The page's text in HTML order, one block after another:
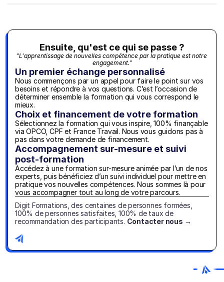
Ensuite, qu'est ce qui se passe ?
"L'apprentissage de nouvelles compétence par la pratique est notre
engagement."
Un premier échange personnalisé
Nous commençons par un appel pour faire le point sur vos
besoins et répondre à vos questions. C’est l’occasion de
déterminer ensemble la formation qui vous correspond le
mieux.
Choix et financement de votre formation
Sélectionnez la formation qui vous inspire, 100% finançable
via OPCO, CPF et France Travail. Nous vous guidons pas à
pas dans votre demande de financement.
Accompagnement sur-mesure et suivi
post-formation
Accédez à une formation sur-mesure animée par l’un de nos
experts, puis bénéficiez d’un suivi individuel pour mettre en
pratique vos nouvelles compétences. Nous sommes là pour
vous accompagner tout au long de votre parcours.
Digit Formations, des centaines de personnes formées,
100% de personnes satisfaites, 100% de taux de
recommandation des participants. Contacter nous →